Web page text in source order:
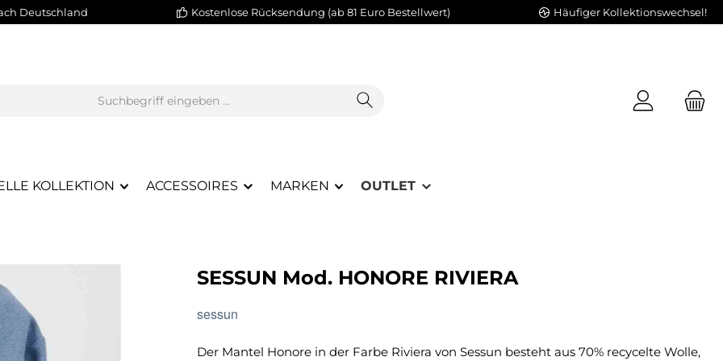
Deutschland Kostenlose Rücksendung (ab 81 Euro Bestellwert) Häufiger Kollektionswechsel!
KOLLEKTION ACCESSOIRES MARKEN OUTLET
SESSUN Mod. HONORE RIVIERA
sessun
Der Mantel Honore in der Farbe Riviera von Sessun besteht aus 70% recycelte Wolle,